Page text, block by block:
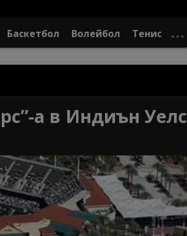
Баскетбол Волейбол Тенис
а в Индиън Уелс